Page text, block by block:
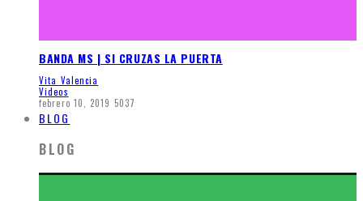
BANDA MS | SI CRUZAS LA PUERTA
Vita Valencia
Videos
febrero 10, 2019 5037
BLOG
BLOG